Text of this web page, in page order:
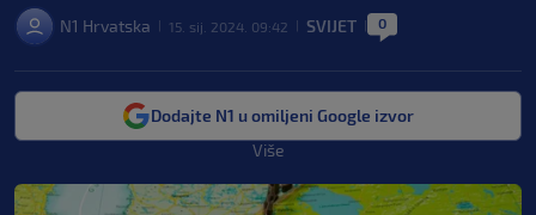
N1 Hrvatska 15. sij. 2024. 09:42 SVIJET 0
Dodajte N1 u omiljeni Google izvor
Više